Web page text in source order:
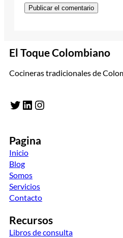
El Toque Colombiano
Cocineras tradicionales de
Twitter LinkedIn Instagram
Pagina
Inicio
Blog
Somos
Servicios
Contacto
Recursos
Libros de consulta